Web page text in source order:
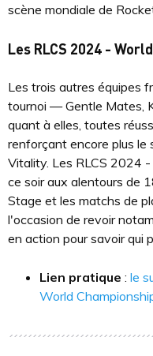
scène mondiale de
Les RLCS 2024 -
Les trois autres équipes
tournoi — Gentle Mates,
quant à elles, toutes
renforçant encore plus
Vitality. Les RLCS 2024
ce soir aux alentours de
Stage et les matchs de
l'occasion de revoir
en action pour savoir qui
Lien pratique : le
World